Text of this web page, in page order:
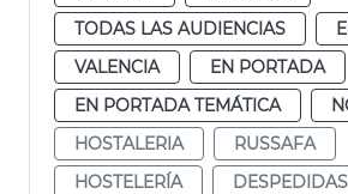
TODAS LAS AUDIENCIAS
VALENCIA
EN PORTADA
EN PORTADA TEMÁTICA
HOSTALERIA
RUSSAFA
HOSTELERÍA